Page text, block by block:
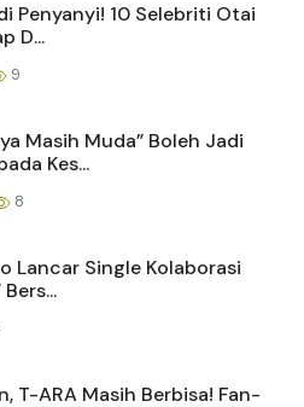
Penyanyi! 10 Selebriti Otai
D...
9
Masih Muda” Boleh Jadi
Kes...
8
Lancar Single Kolaborasi
T-ARA Masih Berbisa! Fan-